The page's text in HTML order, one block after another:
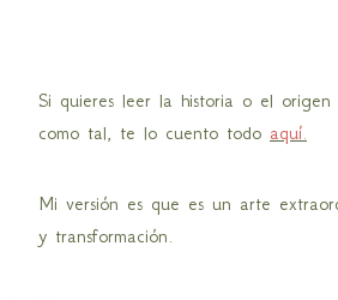
Si quieres leer la historia o el origen
como tal, te lo cuento todo aquí.
Mi versión es que es un arte
y transformación.